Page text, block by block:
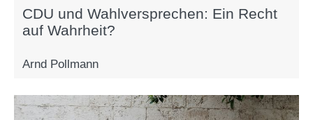
CDU und Wahlversprechen: Ein Recht
auf Wahrheit?
Arnd Pollmann